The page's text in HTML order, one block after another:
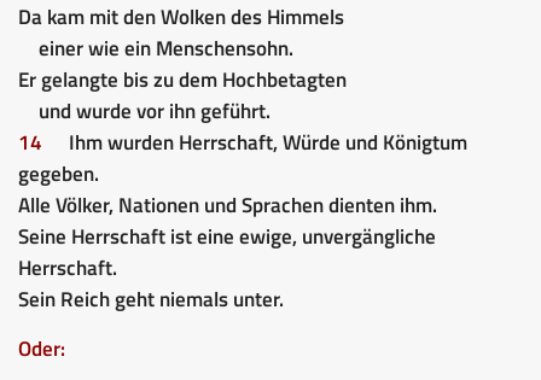
Da kam mit den Wolken des Himmels
einer wie ein Menschensohn.
Er gelangte bis zu dem Hochbetagten
und wurde vor ihn geführt.
14
Ihm wurden Herrschaft, Würde und Königtum
gegeben.
Alle Völker, Nationen und Sprachen dienten ihm.
Seine Herrschaft ist eine ewige, unvergängliche
Herrschaft.
Sein Reich geht niemals unter.
Oder: